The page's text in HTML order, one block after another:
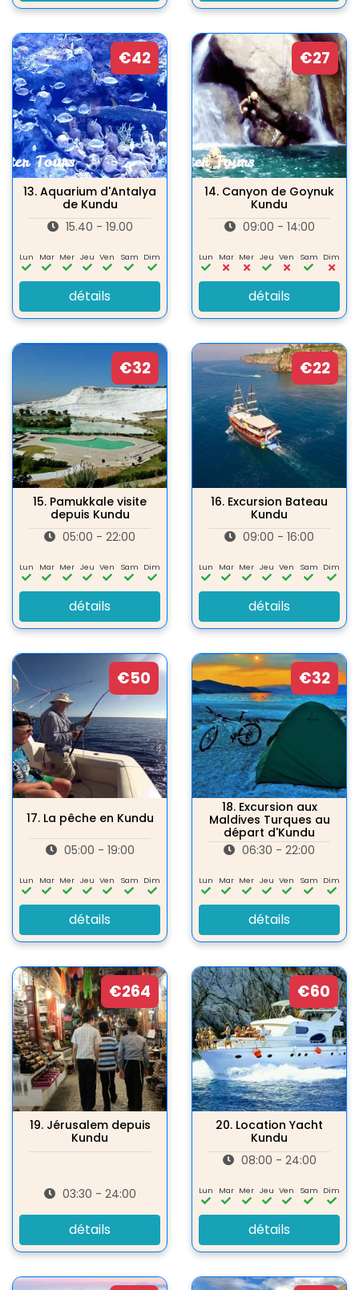
€42
13. Aquarium d'Antalya
de Kundu
15.40 - 19.00
Lun Mar Mer Jeu Ven Sam Dim
détails
€27
14. Canyon de Goynuk
Kundu
09:00 - 14:00
Lun Mar Mer Jeu Ven Sam Dim
détails
€32
15. Pamukkale visite
depuis Kundu
05:00 - 22:00
Lun Mar Mer Jeu Ven Sam Dim
détails
€22
16. Excursion Bateau
Kundu
09:00 - 16:00
Lun Mar Mer Jeu Ven Sam Dim
détails
€50
17. La pêche en Kundu
05:00 - 19:00
Lun Mar Mer Jeu Ven Sam Dim
détails
€32
18. Excursion aux
Maldives Turques au
départ d'Kundu
06:30 - 22:00
Lun Mar Mer Jeu Ven Sam Dim
détails
€264
19. Jérusalem depuis
Kundu
03:30 - 24:00
détails
€60
20. Location Yacht
Kundu
08:00 - 24:00
Lun Mar Mer Jeu Ven Sam Dim
détails